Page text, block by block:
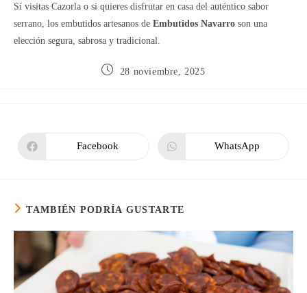
Si visitas Cazorla o si quieres disfrutar en casa del auténtico sabor
serrano, los embutidos artesanos de Embutidos Navarro son una
elección segura, sabrosa y tradicional.
28 noviembre, 2025
Facebook WhatsApp
TAMBIÉN PODRÍA GUSTARTE